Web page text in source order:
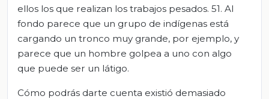
ellos los que realizan los trabajos pesados. 51. Al
fondo parece que un grupo de indígenas está
cargando un tronco muy grande, por ejemplo, y
parece que un hombre golpea a uno con algo
que puede ser un látigo.
Cómo podrás darte cuenta existió demasiado